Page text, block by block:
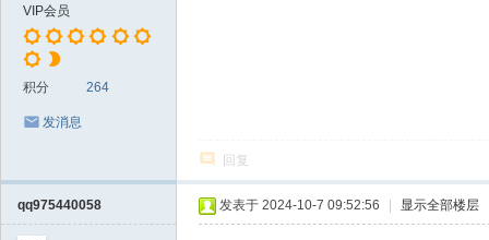
VIP会员
积分 264
发消息
回复
qq975440058 发表于 2024-10-7 09:52:56 显示全部楼层